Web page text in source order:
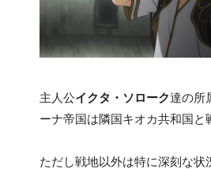
主人公イクタ・ソローク達の所
ーナ帝国は隣国キオカ共和国と
ただし戦地以外は特に深刻な状